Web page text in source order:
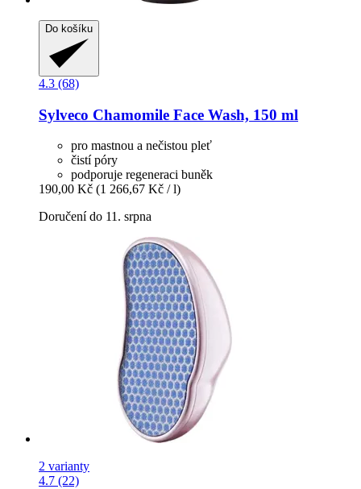
Do košíku
4.3 (68)
Sylveco Chamomile Face Wash, 150 ml
pro mastnou a nečistou pleť
čistí póry
podporuje regeneraci buněk
190,00 Kč (1 266,67 Kč / l)
Doručení do 11. srpna
2 varianty
4.7 (22)